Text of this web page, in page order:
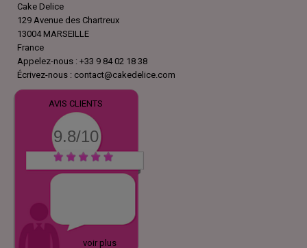
Cake Delice
129 Avenue des Chartreux
13004 MARSEILLE
France
Appelez-nous : +33 9 84 02 18 38
Écrivez-nous : contact@cakedelice.com
AVIS CLIENTS
9.8/10
voir plus